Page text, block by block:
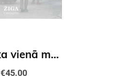
Šrilanka vienā mēnesī
€45.00